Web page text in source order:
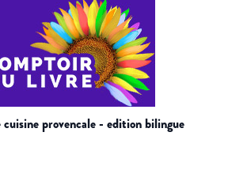
cuisine provencale - edition bilingue